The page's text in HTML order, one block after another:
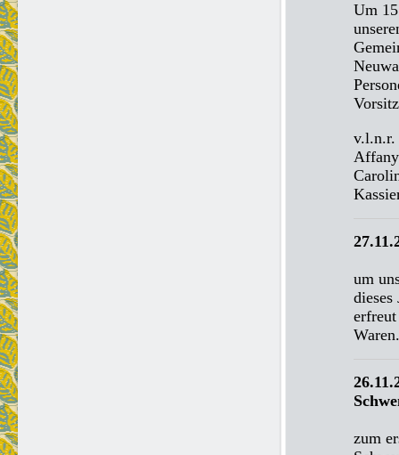
Um
v.l.n.r.
um
erfreut
Waren.
zum